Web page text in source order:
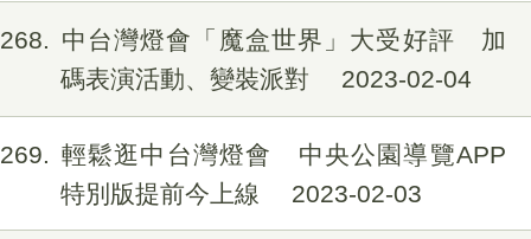
中台灣燈會「魔盒世界」大受好評 加
碼表演活動、變裝派對
2023-02-04
輕鬆逛中台灣燈會 中央公園導覽APP
特別版提前今上線
2023-02-03